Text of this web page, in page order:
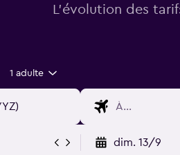
L’évolution des
1 adulte
dim. 13/9